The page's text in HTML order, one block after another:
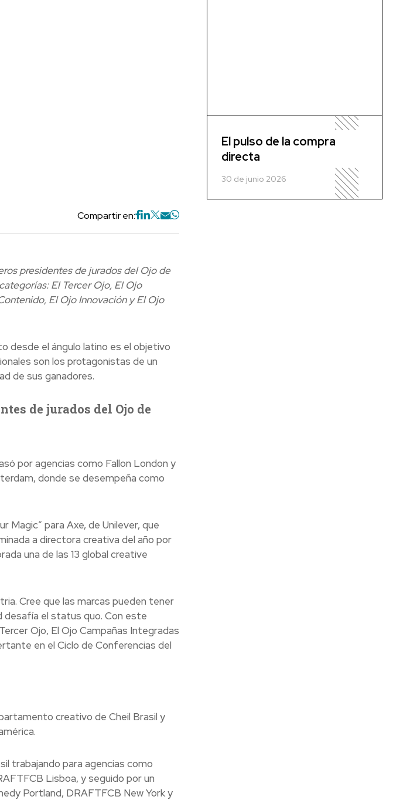
Compartir en:
presidentes de jurados del Ojo de
El Tercer Ojo, El Ojo
El Ojo Innovación y El Ojo
desde el ángulo latino es el objetivo
son los protagonistas de un
de sus ganadores.
de jurados del Ojo de
por agencias como Fallon London y
donde se desempeña como
Magic” para Axe, de Unilever, que
a directora creativa del año por
una de las 13 global creative
Cree que las marcas pueden tener
desafía el status quo. Con este
Ojo, El Ojo Campañas Integradas
en el Ciclo de Conferencias del
creativo de Cheil Brasil y
trabajando para agencias como
Lisboa, y seguido por un
Portland, DRAFTFCB New York y
El pulso de la compra
directa
30 de junio 2026